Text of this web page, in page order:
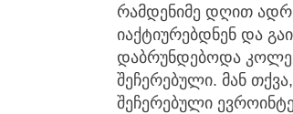
რამდენიმე დღით
იაქტიურებდნენ და
დაბრუნდებოდა
შეჩერებული. მან
შეჩერებული